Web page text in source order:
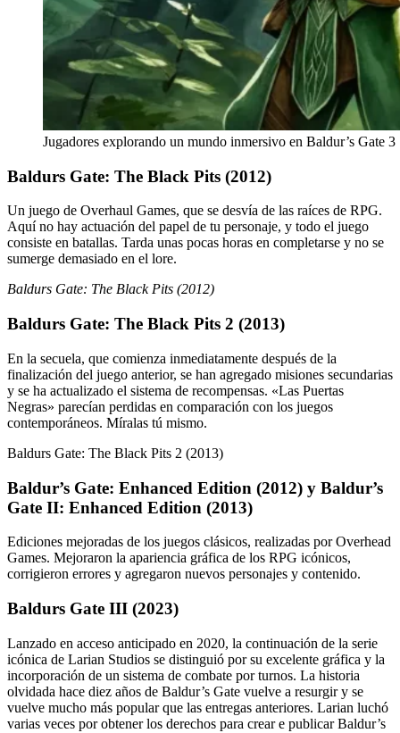
Jugadores explorando un mundo inmersivo en Baldur’s Gate 3
Baldurs Gate: The Black Pits (2012)
Un juego de Overhaul Games, que se desvía de las raíces de RPG.
Aquí no hay actuación del papel de tu personaje, y todo el juego
consiste en batallas. Tarda unas pocas horas en completarse y no se
sumerge demasiado en el lore.
Baldurs Gate: The Black Pits (2012)
Baldurs Gate: The Black Pits 2 (2013)
En la secuela, que comienza inmediatamente después de la
finalización del juego anterior, se han agregado misiones secundarias
y se ha actualizado el sistema de recompensas. «Las Puertas
Negras» parecían perdidas en comparación con los juegos
contemporáneos. Míralas tú mismo.
Baldurs Gate: The Black Pits 2 (2013)
Baldur’s Gate: Enhanced Edition (2012) y Baldur’s
Gate II: Enhanced Edition (2013)
Ediciones mejoradas de los juegos clásicos, realizadas por Overhead
Games. Mejoraron la apariencia gráfica de los RPG icónicos,
corrigieron errores y agregaron nuevos personajes y contenido.
Baldurs Gate III (2023)
Lanzado en acceso anticipado en 2020, la continuación de la serie
icónica de Larian Studios se distinguió por su excelente gráfica y la
incorporación de un sistema de combate por turnos. La historia
olvidada hace diez años de Baldur’s Gate vuelve a resurgir y se
vuelve mucho más popular que las entregas anteriores. Larian luchó
varias veces por obtener los derechos para crear e publicar Baldur’s